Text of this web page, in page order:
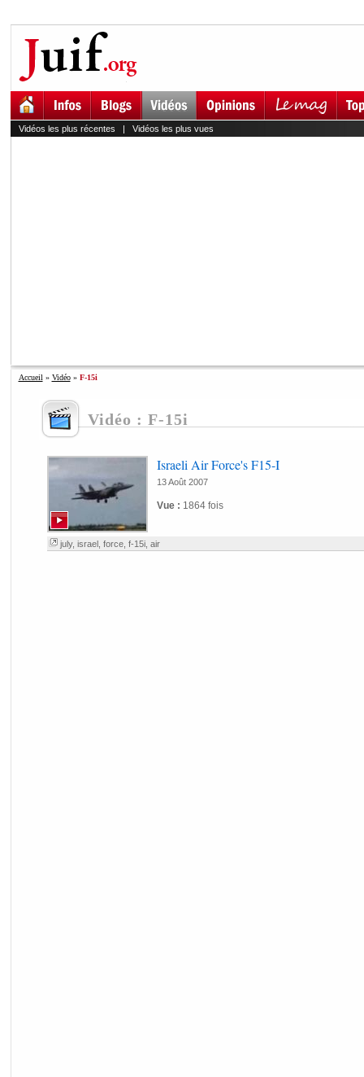
Vidéos les plus récentes | Vidéos les plus vues
Accueil » Vidéo» F-15i
Vidéo : F-15i
Israeli Air Force's F15-I
13 Août 2007
Vue : 1864 fois
july, israel, force, f-15i, air